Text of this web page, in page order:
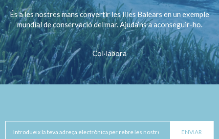
És a les nostres mans convertir les Illes Balears en un exemple
mundial de conservació del mar. Ajuda’ns a aconseguir-ho.
Col·labora